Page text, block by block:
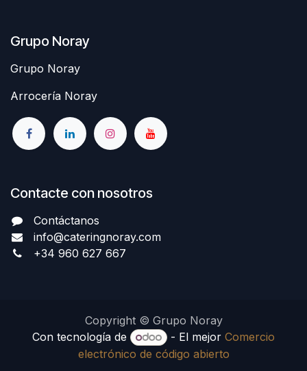
Grupo Noray
Grupo Noray
Arrocería Noray
Contacte con nosotros
Contáctanos
info@cateringnoray.com
+34 960 627 667
Copyright © Grupo Noray
Con tecnología de
- El mejorComercio
electrónico de código abierto